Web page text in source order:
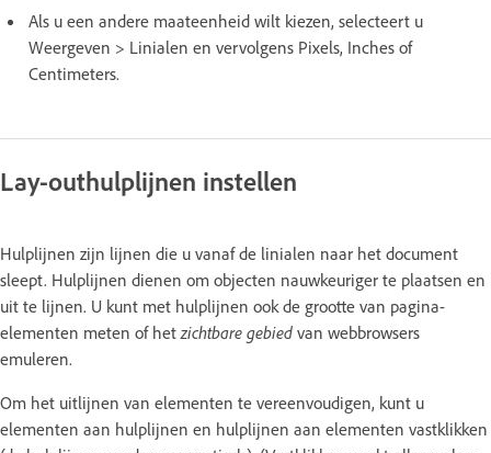
Als u een andere maateenheid wilt kiezen, selecteert u
Weergeven > Linialen en vervolgens Pixels, Inches of
Centimeters.
Lay-outhulplijnen instellen
Hulplijnen zijn lijnen die u vanaf de linialen naar het document
sleept. Hulplijnen dienen om objecten nauwkeuriger te plaatsen en
uit te lijnen. U kunt met hulplijnen ook de grootte van pagina-
elementen meten of het zichtbare gebied van webbrowsers
emuleren.
Om het uitlijnen van elementen te vereenvoudigen, kunt u
elementen aan hulplijnen en hulplijnen aan elementen vastklikken